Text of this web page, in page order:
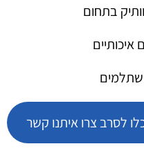
בתחום
איכותיים
לסרב צרו איתנו קשר